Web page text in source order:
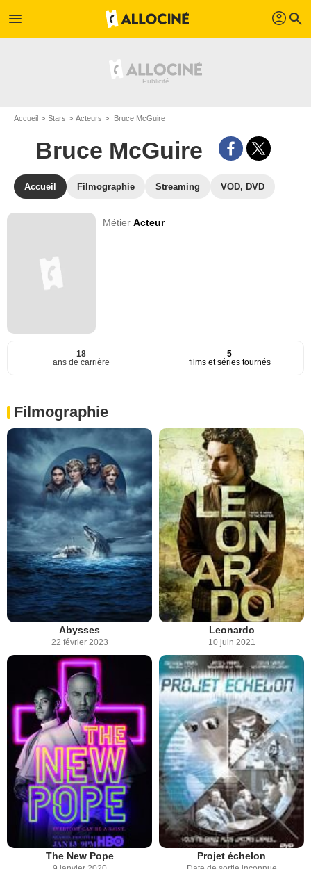
menu profil search
Accueil Stars Acteurs Bruce McGuire
Bruce McGuire
Accueil Filmographie Streaming VOD, DVD
MétierActeur
18
ans de carrière
5
films et séries tournés
Filmographie
Abysses
22 février 2023
Leonardo
10 juin 2021
The New Pope Projet échelon